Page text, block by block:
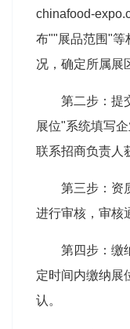
chinafood-
布""展品范围"等
况，确定所属展
第二步：提
展位"系统填写
联系招商负责人
第三步：资
进行审核，审核
第四步：缴
定时间内缴纳展
认。